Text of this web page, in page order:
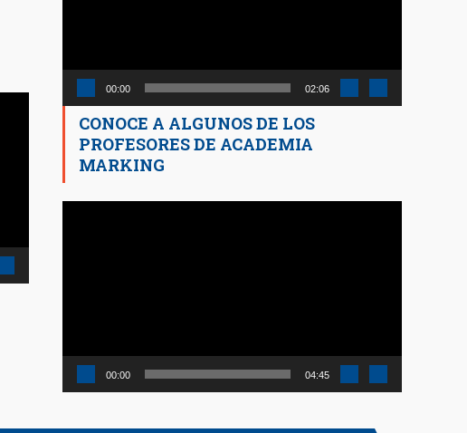
00:00 02:06
CONOCE A ALGUNOS DE LOS
PROFESORES DE ACADEMIA
MARKING
00:00 04:45